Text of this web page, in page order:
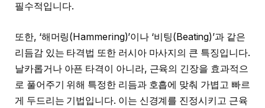
필수적입니다.
또한, ‘해머링(Hammering)’이나 ‘비팅(Beating)’과 같은
리듬감 있는 타격법 또한 러시아 마사지의 큰 특징입니다.
날카롭거나 아픈 타격이 아니라, 근육의 긴장을 효과적으
로 풀어주기 위해 특정한 리듬과 호흡에 맞춰 가볍고 빠르
게 두드리는 기법입니다. 이는 신경계를 진정시키고 근육